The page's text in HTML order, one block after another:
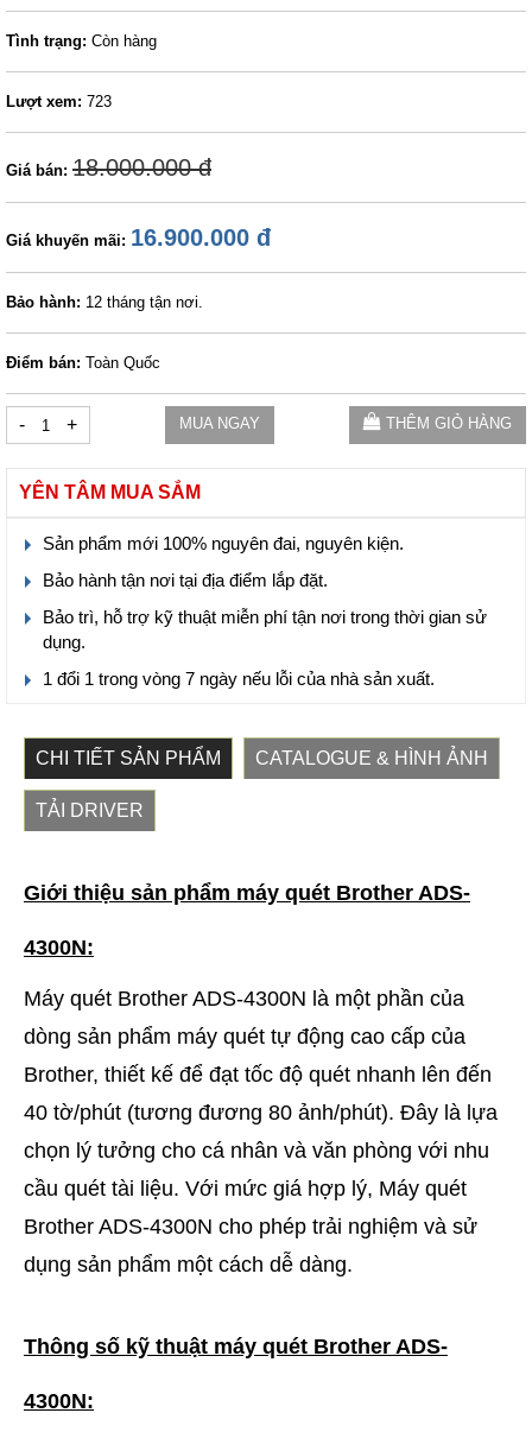
Tình trạng: Còn hàng
Lượt xem: 723
Giá bán: 18.000.000 đ
Giá khuyến mãi: 16.900.000 đ
Bảo hành: 12 tháng tận nơi.
Điểm bán: Toàn Quốc
- + MUA NGAY THÊM GIỎ HÀNG
YÊN TÂM MUA SẮM
Sản phẩm mới 100% nguyên đai, nguyên kiện.
Bảo hành tận nơi tại địa điểm lắp đặt.
Bảo trì, hỗ trợ kỹ thuật miễn phí tận nơi trong thời gian sử
dụng.
1 đổi 1 trong vòng 7 ngày nếu lỗi của nhà sản xuất.
CHI TIẾT SẢN PHẨM CATALOGUE & HÌNH ẢNH
TẢI DRIVER
Giới thiệu sản phẩm máy quét Brother ADS-
4300N:
Máy quét Brother ADS-4300N là một phần của
dòng sản phẩm máy quét tự động cao cấp của
Brother, thiết kế để đạt tốc độ quét nhanh lên đến
40 tờ/phút (tương đương 80 ảnh/phút). Đây là lựa
chọn lý tưởng cho cá nhân và văn phòng với nhu
cầu quét tài liệu. Với mức giá hợp lý, Máy quét
Brother ADS-4300N cho phép trải nghiệm và sử
dụng sản phẩm một cách dễ dàng.
Thông số kỹ thuật máy quét Brother ADS-
4300N: